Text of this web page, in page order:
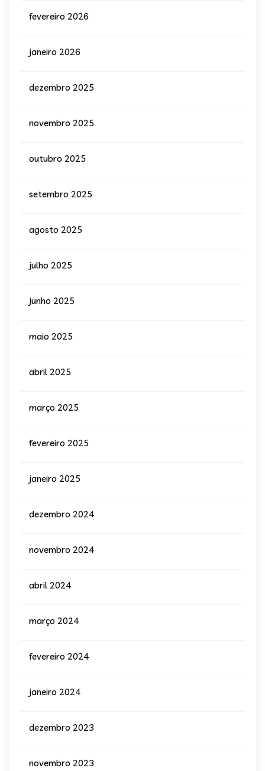
fevereiro 2026
janeiro 2026
dezembro 2025
novembro 2025
outubro 2025
setembro 2025
agosto 2025
julho 2025
junho 2025
maio 2025
abril 2025
março 2025
fevereiro 2025
janeiro 2025
dezembro 2024
novembro 2024
abril 2024
março 2024
fevereiro 2024
janeiro 2024
dezembro 2023
novembro 2023